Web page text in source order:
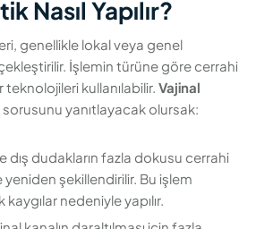
Nasıl Yapılır?
genellikle lokal veya genel
İşlemin türüne göre cerrahi
kullanılabilir. Vajinal
sorusunu yanıtlayacak olursak:
dış dudakların fazla dokusu cerrahi
yeniden şekillendirilir. Bu işlem
nedeniyle yapılır.